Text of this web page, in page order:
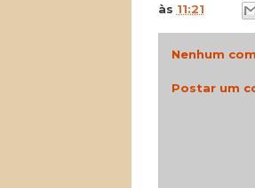
às 11:21
Nenhum
Postar um